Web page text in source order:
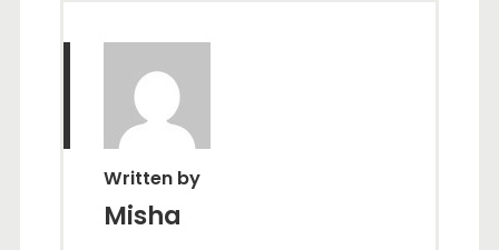
Written by
Misha